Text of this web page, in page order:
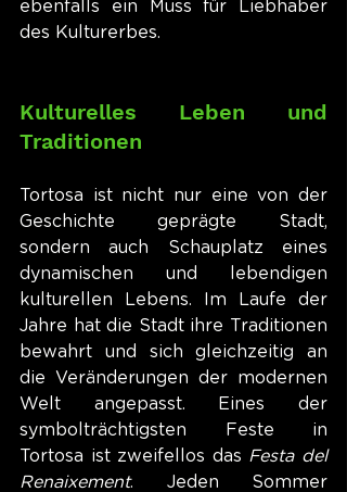
ebenfalls ein Muss für Liebhaber
des Kulturerbes.
Kulturelles Leben und
Traditionen
Tortosa ist nicht nur eine von der
Geschichte geprägte Stadt,
sondern auch Schauplatz eines
dynamischen und lebendigen
kulturellen Lebens. Im Laufe der
Jahre hat die Stadt ihre Traditionen
bewahrt und sich gleichzeitig an
die Veränderungen der modernen
Welt angepasst. Eines der
symbolträchtigsten Feste in
Tortosa ist zweifellos das Festa del
Renaixement. Jeden Sommer